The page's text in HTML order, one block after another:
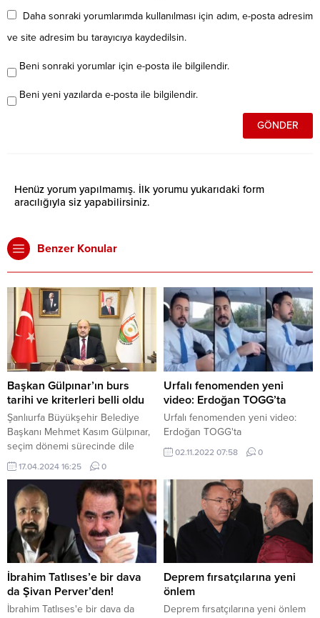
Daha sonraki yorumlarımda kullanılması için adım, e-posta adresim
ve site adresim bu tarayıcıya kaydedilsin.
Beni sonraki yorumlar için e-posta ile bilgilendir.
Beni yeni yazılarda e-posta ile bilgilendir.
Henüz yorum yapılmamış. İlk yorumu yukarıdaki form
aracılığıyla siz yapabilirsiniz.
Benzer Konular
Başkan Gülpınar’ın burs
tarihi ve kriterleri belli oldu
Şanlıurfa Büyükşehir Belediye
Başkanı Mehmet Kasım Gülpınar,
seçim dönemi sürecinde dile
getirdiği “Başkanlık maaşımın
tamamını burs olarak öğrencilere
vereceğim” dedikten sonra ilk
adımı attı. Öğrencilere verilecek
olan burslarda kriterler belirlendi.
Büyükşehir Belediye Başkanı
Mehmet Kasım Gülpınar’ın
geçtiğimiz günlerde başkanlık
maaşını öğrencilere burs olarak
verecek. Alınan karar
çerçevesinde öğrencilere
17.04.2024 16:25 0
Urfalı fenomenden yeni
video: Erdoğan TOGG’ta
Urfalı fenomenden yeni video:
Erdoğan TOGG'ta
02.11.2022 07:58 0
İbrahim Tatlıses’e bir dava
da Şivan Perver’den!
İbrahim Tatlıses'e bir dava da
Deprem fırsatçılarına yeni
önlem
Deprem fırsatçılarına yeni önlem